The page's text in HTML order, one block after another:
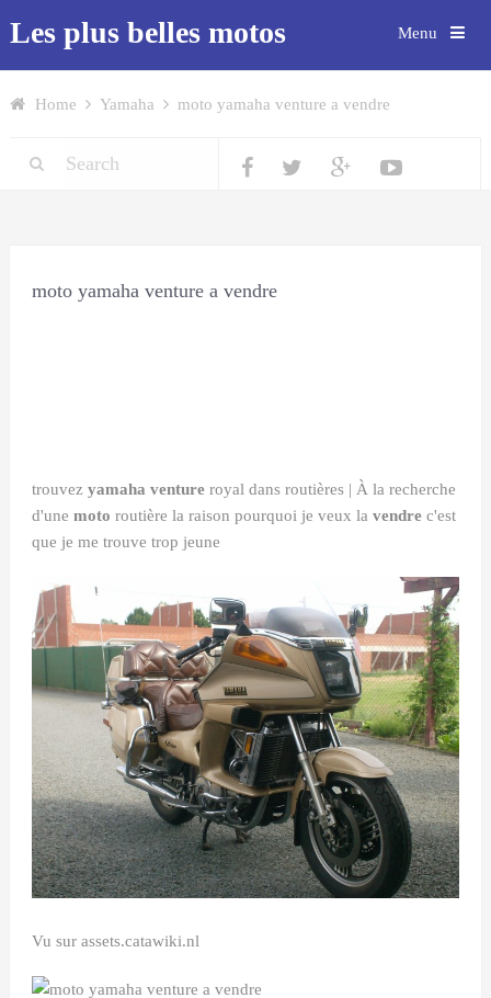
Les plus belles motos Menu
Home Yamaha moto yamaha venture a vendre
moto yamaha venture a vendre
trouvez yamaha ventureroyal dans routières | À la recherche
d'une moto routière la raison pourquoi je veux la vendrec'est
que je me trouve trop jeune
Vu sur assets.catawiki.nl